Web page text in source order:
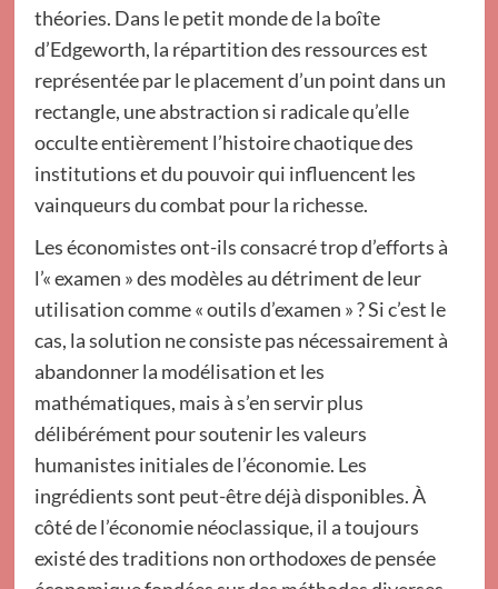
théories. Dans le petit monde de la boîte
d’Edgeworth, la répartition des ressources est
représentée par le placement d’un point dans un
rectangle, une abstraction si radicale qu’elle
occulte entièrement l’histoire chaotique des
institutions et du pouvoir qui influencent les
vainqueurs du combat pour la richesse.
Les économistes ont-ils consacré trop d’efforts à
l’« examen » des modèles au détriment de leur
utilisation comme « outils d’examen » ? Si c’est le
cas, la solution ne consiste pas nécessairement à
abandonner la modélisation et les
mathématiques, mais à s’en servir plus
délibérément pour soutenir les valeurs
humanistes initiales de l’économie. Les
ingrédients sont peut-être déjà disponibles. À
côté de l’économie néoclassique, il a toujours
existé des traditions non orthodoxes de pensée